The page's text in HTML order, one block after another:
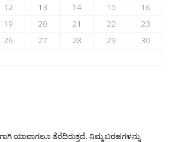
12 13 14 15
16
19 20 21 22
23
26 27 28 29
30
ಯಾವಾಗಲೂ ತೆರೆದಿರುತ್ತದೆ. ನಿಮ್ಮ ಬರಹಗಳನ್ನು